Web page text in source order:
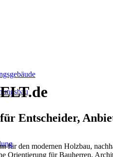
Entscheider,
für den modernen Holzbau,
Orientierung für Bauherren,